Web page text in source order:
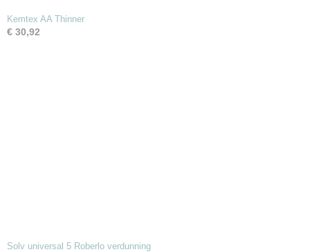
Kemtex AA Thinner
€ 30,92
Solv universal 5 Roberlo verdunning